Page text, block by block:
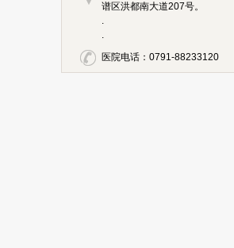
谱区洪都南大道207号。
.
.
医院电话：0791-88233120